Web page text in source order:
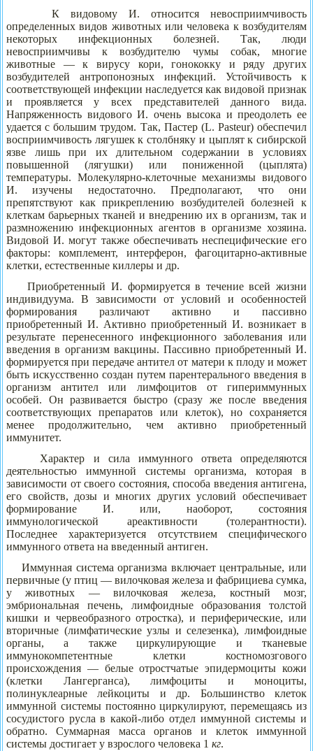
К видовому И. относится невосприимчивость
определенных видов животных или человека к возбудителям
некоторых инфекционных болезней. Так, люди
невосприимчивы к возбудителю чумы собак, многие
животные — к вирусу кори, гонококку и ряду других
возбудителей антропонозных инфекций. Устойчивость к
соответствующей инфекции наследуется как видовой признак
и проявляется у всех представителей данного вида.
Напряженность видового И. очень высока и преодолеть ее
удается с большим трудом. Так, Пастер (L. Pasteur) обеспечил
восприимчивость лягушек к столбняку и цыплят к сибирской
язве лишь при их длительном содержании в условиях
повышенной (лягушки) или пониженной (цыплята)
температуры. Молекулярно-клеточные механизмы видового
И. изучены недостаточно. Предполагают, что они
препятствуют как прикреплению возбудителей болезней к
клеткам барьерных тканей и внедрению их в организм, так и
размножению инфекционных агентов в организме хозяина.
Видовой И. могут также обеспечивать неспецифические его
факторы: комплемент, интерферон, фагоцитарно-активные
клетки, естественные киллеры и др.
Приобретенный И. формируется в течение всей жизни
индивидуума. В зависимости от условий и особенностей
формирования различают активно и пассивно
приобретенный И. Активно приобретенный И. возникает в
результате перенесенного инфекционного заболевания или
введения в организм вакцины. Пассивно приобретенный И.
формируется при передаче антител от матери к плоду и может
быть искусственно создан путем парентерального введения в
организм антител или лимфоцитов от гипериммунных
особей. Он развивается быстро (сразу же после введения
соответствующих препаратов или клеток), но сохраняется
менее продолжительно, чем активно приобретенный
иммунитет.
Характер и сила иммунного ответа определяются
деятельностью иммунной системы организма, которая в
зависимости от своего состояния, способа введения антигена,
его свойств, дозы и многих других условий обеспечивает
формирование И. или, наоборот, состояния
иммунологической ареактивности (толерантности).
Последнее характеризуется отсутствием специфического
иммунного ответа на введенный антиген.
Иммунная система организма включает центральные, или
первичные (у птиц — вилочковая железа и фабрициева сумка,
у животных — вилочковая железа, костный мозг,
эмбриональная печень, лимфоидные образования толстой
кишки и червеобразного отростка), и периферические, или
вторичные (лимфатические узлы и селезенка), лимфоидные
органы, а также циркулирующие и тканевые
иммунокомпетентные клетки костномозгового
происхождения — белые отростчатые эпидермоциты кожи
(клетки Лангерганса), лимфоциты и моноциты,
полинуклеарные лейкоциты и др. Большинство клеток
иммунной системы постоянно циркулируют, перемещаясь из
сосудистого русла в какой-либо отдел иммунной системы и
обратно. Суммарная масса органов и клеток иммунной
системы достигает у взрослого человека 1 кг.